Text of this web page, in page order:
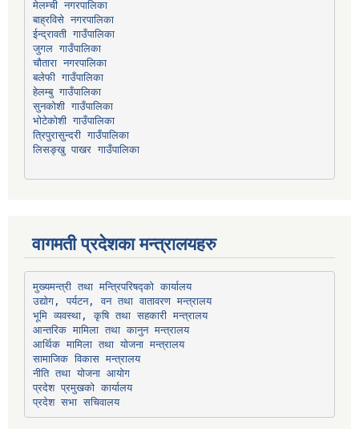
मेलम्ची नगरपालिका
बाह्रविसे नगरपालिका
ईन्द्रावती गाउँपालिका
जुगल गाउँपालिका
चौतारा नगरपालिका
बलेफी गाउँपालिका
हेलम्बु गाउँपालिका
सुनकोशी गाउँपालिका
भोटेकोशी गाउँपालिका
त्रिपुरासुन्दरी गाउँपालिका
लिसङ्खु पाखर गाउँपालिका
वागमती प्रदेशका मन्त्रालयहरु
मुख्यमन्त्री तथा मन्त्रिपरिषद्को कार्यालय
उद्योग, पर्यटन, वन तथा वातावरण मन्त्रालय
भूमि व्यवस्था, कृषि तथा सहकारी मन्त्रालय
आन्तरिक मामिला तथा कानुन मन्त्रालय
आर्थिक मामिला तथा योजना मन्त्रालय
सामाजिक विकास मन्त्रालय
नीति तथा योजना आयोग
प्रदेश प्रमुखको कार्यालय
प्रदेश सभा सचिवालय